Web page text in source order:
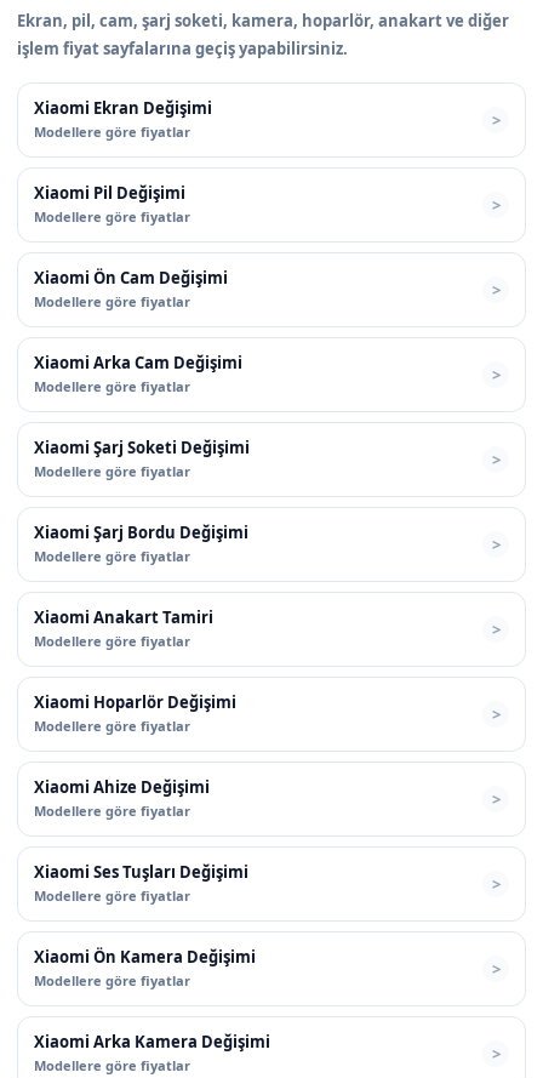
Ekran, pil, cam, şarj soketi, kamera, hoparlör, anakart ve diğer
işlem fiyat sayfalarına geçiş yapabilirsiniz.
Xiaomi Ekran Değişimi
Modellere göre fiyatlar
Xiaomi Pil Değişimi
Modellere göre fiyatlar
Xiaomi Ön Cam Değişimi
Modellere göre fiyatlar
Xiaomi Arka Cam Değişimi
Modellere göre fiyatlar
Xiaomi Şarj Soketi Değişimi
Modellere göre fiyatlar
Xiaomi Şarj Bordu Değişimi
Modellere göre fiyatlar
Xiaomi Anakart Tamiri
Modellere göre fiyatlar
Xiaomi Hoparlör Değişimi
Modellere göre fiyatlar
Xiaomi Ahize Değişimi
Modellere göre fiyatlar
Xiaomi Ses Tuşları Değişimi
Modellere göre fiyatlar
Xiaomi Ön Kamera Değişimi
Modellere göre fiyatlar
Xiaomi Arka Kamera Değişimi
Modellere göre fiyatlar